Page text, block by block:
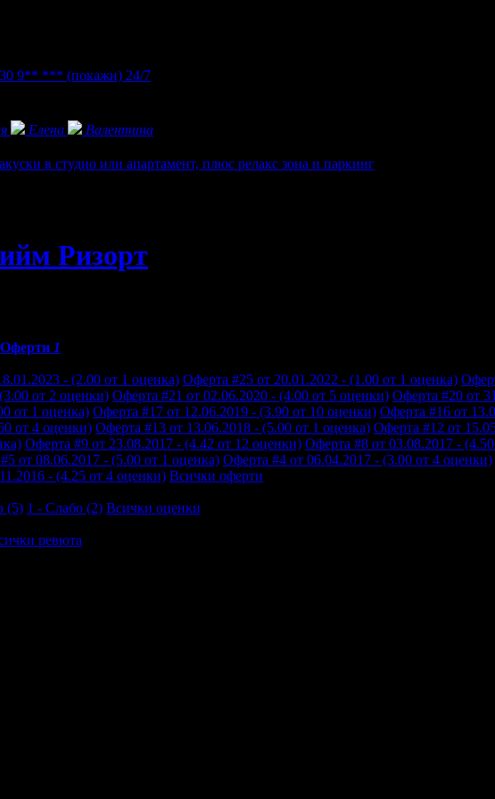
9** *** (покажи) 24/7
Елена
Валентина
в студио или апартамент, плюс релакс зона и паркинг
Ризорт
Оферти 1
- (2.00 от 1 оценка) Оферта #25 от 20.01.2022 - (1.00 от 1 оценка)
от 2 оценки) Оферта #21 от 02.06.2020 - (4.00 от 5 оценки) Оферта #20 от
от 1 оценка) Оферта #17 от 12.06.2019 - (3.90 от 10 оценки) Оферта #16 от
от 4 оценки) Оферта #13 от 13.06.2018 - (5.00 от 1 оценка) Оферта #12 от
Оферта #9 от 23.08.2017 - (4.42 от 12 оценки) Оферта #8 от 03.08.2017 -
от 08.06.2017 - (5.00 от 1 оценка) Оферта #4 от 06.04.2017 - (3.00 от 4 оценки)
- (4.25 от 4 оценки) Всички оферти
(5) 1 - Слабо (2) Всички оценки
ревюта